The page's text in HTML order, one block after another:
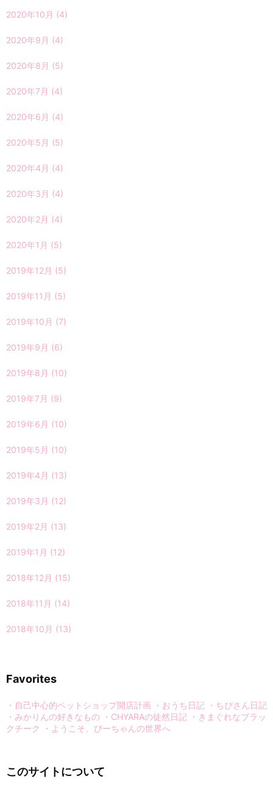
2020年10月 (4)
2020年9月 (4)
2020年8月 (5)
2020年7月 (4)
2020年6月 (4)
2020年5月 (5)
2020年4月 (4)
2020年3月 (4)
2020年2月 (4)
2020年1月 (5)
2019年12月 (5)
2019年11月 (5)
2019年10月 (7)
2019年9月 (6)
2019年8月 (10)
2019年7月 (9)
2019年6月 (10)
2019年5月 (10)
2019年4月 (13)
2019年3月 (12)
2019年2月 (13)
2019年1月 (12)
2018年12月 (15)
2018年11月 (14)
2018年10月 (13)
Favorites
・自己中心的ペットショップ開店計画 ・おうち日記 ・ちぴさん日記
・みかりんの好きなもの ・CHYARAの徒然日記 ・きまぐれなブラッ
クチーク
・ようこそ、ぴーちゃんの世界へ
このサイトについて